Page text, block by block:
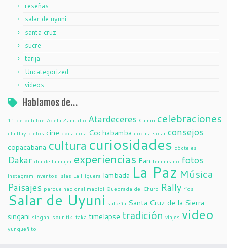
reseñas
salar de uyuni
santa cruz
sucre
tarija
Uncategorized
videos
Hablamos de…
11 de octubre Adela Zamudio Atardeceres Camiri celebraciones
chuflay cielos cine coca cola Cochabamba cocina solar consejos
copacabana cultura curiosidades cócteles
Dakar dia de la mujer experiencias Fan feminismo fotos
instagram inventos islas La Higuera lambada La Paz Música
Paisajes parque nacional madidi Quebrada del Churo Rally ríos
Salar de Uyuni salteña Santa Cruz de la Sierra
singani singani sour tiki taka timelapse tradición viajes video
yungueñito